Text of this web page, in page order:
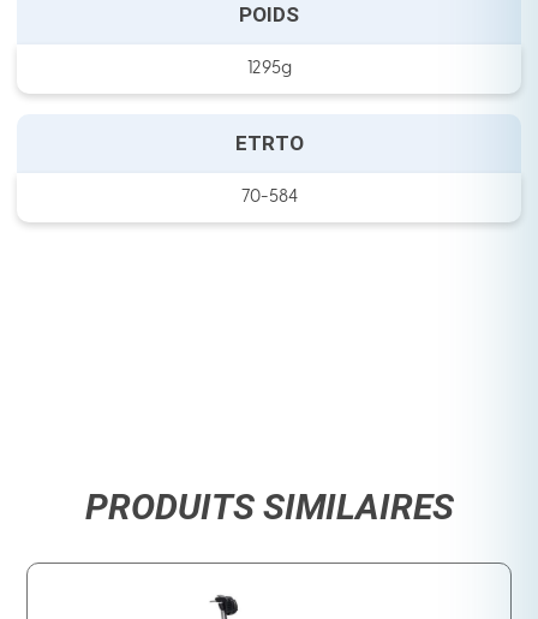
POIDS
1295g
ETRTO
70-584
PRODUITS SIMILAIRES